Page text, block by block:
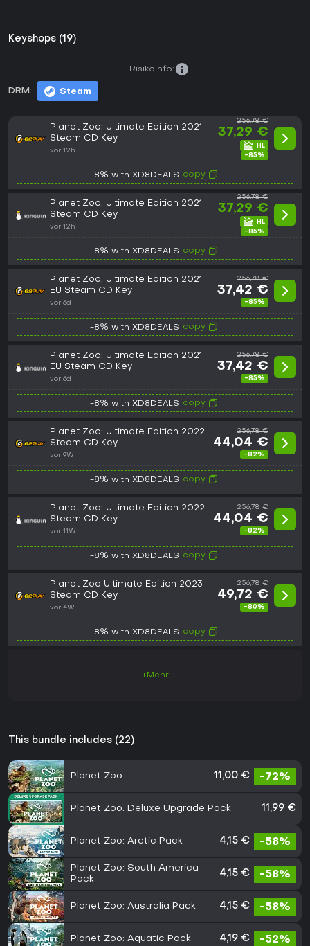
Keyshops (19)
DRM: Steam
Risikoinfo:
Planet Zoo: Ultimate Edition 2021
Steam CD Key
vor 12h
256,78 €
37,29 €
-85%
-8% with XD8DEALS copy
Planet Zoo: Ultimate Edition 2021
Steam CD Key
vor 12h
256,78 €
37,29 €
-85%
-8% with XD8DEALS copy
Planet Zoo: Ultimate Edition 2021
EU Steam CD Key
vor 6d
256,78 €
37,42 €
-85%
-8% with XD8DEALS copy
Planet Zoo: Ultimate Edition 2021
EU Steam CD Key
vor 6d
256,78 €
37,42 €
-85%
-8% with XD8DEALS copy
Planet Zoo: Ultimate Edition 2022
Steam CD Key
vor 9W
256,78 €
44,04 €
-82%
-8% with XD8DEALS copy
Planet Zoo: Ultimate Edition 2022
Steam CD Key
vor 11W
256,78 €
44,04 €
-82%
-8% with XD8DEALS copy
Planet Zoo Ultimate Edition 2023
Steam CD Key
vor 4W
256,78 €
49,72 €
-80%
-8% with XD8DEALS copy
+Mehr
This bundle includes (22)
Planet Zoo 11,00 € -72%
Planet Zoo: Deluxe Upgrade Pack 11,99 €
Planet Zoo: Arctic Pack 4,15 € -58%
Planet Zoo: South America
Pack
4,15 € -58%
Planet Zoo: Australia Pack 4,15 € -58%
Planet Zoo: Aquatic Pack 4,19 € -52%